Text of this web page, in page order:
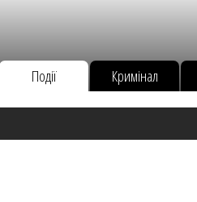
Події Кримінал